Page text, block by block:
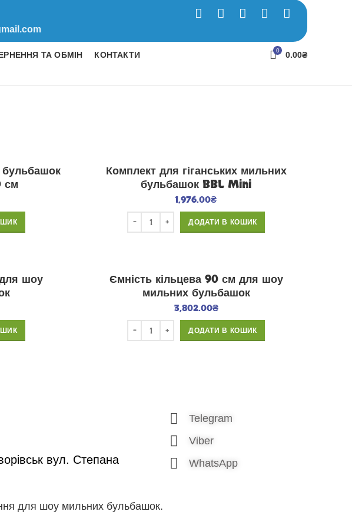
ТА ОБМІН КОНТАКТИ 0 0.00₴
см
Комплект для гіганських мильних
бульбашок BBL Mini
1,976.00₴
ДОДАТИ В КОШИК
шоу
Ємність кільцева 90 см для шоу
мильних бульбашок
3,802.00₴
ДОДАТИ В КОШИК
вул. Степана
Telegram
Viber
WhatsApp
для шоу мильних бульбашок.